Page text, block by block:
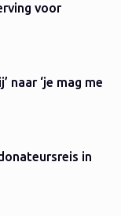
voor
naar ‘je mag me
in